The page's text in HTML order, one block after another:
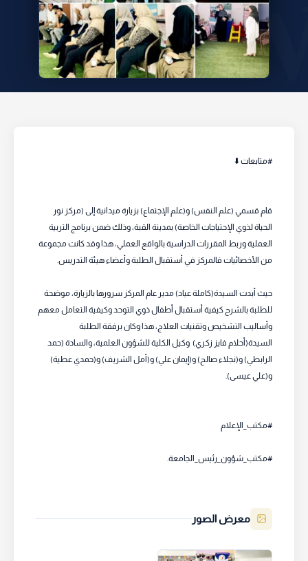
#متابعات ⬇️
قام قسمي (علم النفس) و(علم الإجتماع) بزيارة ميدانية إلى (مركز نور
الحياة لذوي الإحتياجات الخاصة) بمدينة القبة، وذلك ضمن برنامج التربية
العملية وربط المقررات الدراسية بالواقع العملي، هذا وقد كانت مجموعة
من الأخصائيات فالمركز في أستقبال الطلبة وأعضاء هيئة التدريس.
حيث أبدت السيدة(كاملة عياد) مدير عام المركز سرورها بالزيارة، موضحة
للطلبة بالشرح كيفية أستقبال أطفال ذوي التوحد وكيفية التعامل معهم
وأساليب التشخيص وتقنيات العلاج، هذا وكان برفقة الطلبة
السيدة(أحلام فايز زكري) وكيل الكلية للشؤون العلمية، والسادة (حمد
الرابطي) و(نجلاء صالح) و(إيمان علي) و(أمل الشريف) و(حمدي عطية)
و(علي عيسى).
#مكتب_الإعلام
#مكتب_شؤون_رئيس_الجامعة.
معرض الصور